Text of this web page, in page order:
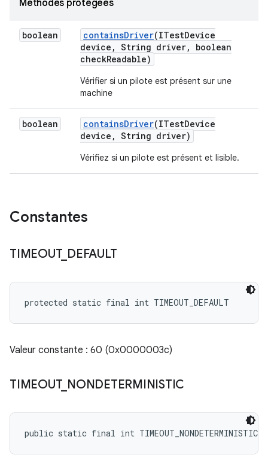
Méthodes protégées
boolean containsDriver(ITestDevice
device , String driver,
boolean
checkReadable)
Vérifier si un pilote est présent sur une
machine
boolean containsDriver(ITestDevice
device , String driver)
Vérifiez si un pilote est présent et lisible.
Constantes
TIMEOUT_ DEFAULT
protected static final int TIMEOUT_DEFAULT
Valeur constante : 60 (0x0000003c)
TIMEOUT_ NONDETERMINISTIC
public static final int TIMEOUT_NONDETERMINISTIC